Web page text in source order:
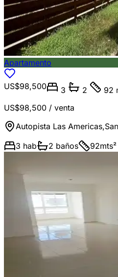
Apartamento
US$98,500 3 2
92
US$98,500 / venta
Autopista Las Americas,
3 hab 2 baños 92mts²